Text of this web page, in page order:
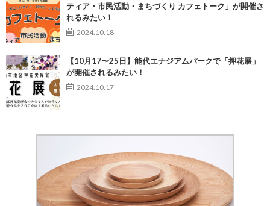
ティア・市民活動・まちづくり カフェトーク」が開催さ
れるみたい！
2024.10.18
【10月17〜25日】能代エナジアムパークで「押花展」
が開催されるみたい！
2024.10.17